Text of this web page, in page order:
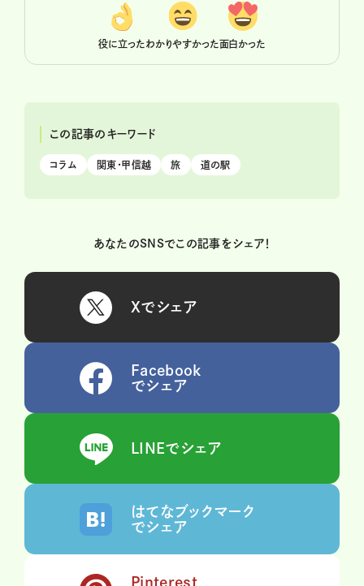
役に立ったわかりやすかった面白かった
この記事のキーワード
コラム 関東・甲信越 旅 道の駅
あなたのSNSでこの記事をシェア！
Xでシェア
Facebook
でシェア
LINEでシェア
はてなブックマーク
でシェア
Pinterest